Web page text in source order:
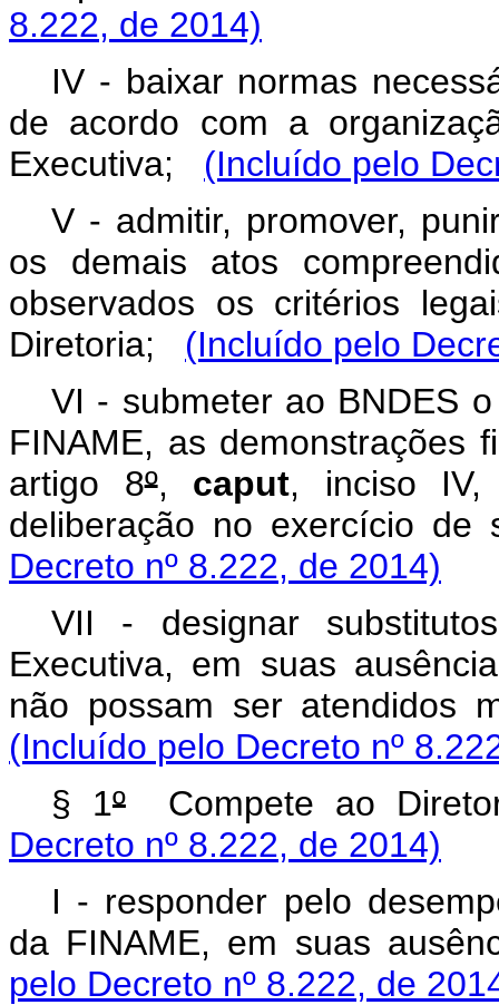
8.222, de 2014)
IV - baixar normas
de acordo com a
Executiva; (Incluído pelo
V - admitir, promover,
os demais atos
observados os critérios
Diretoria; (Incluído pelo
VI - submeter ao BNDES
FINAME, as demonstrações
artigo 8º, caput, inciso IV,
deliberação no exercício
Decreto nº 8.222, de 2014)
VII - designar
Executiva, em suas
não possam ser atendidos
(Incluído pelo Decreto nº
§ 1ºCompete ao
Decreto nº 8.222, de 2014)
I - responder pelo
da FINAME, em suas
pelo Decreto nº 8.222, de